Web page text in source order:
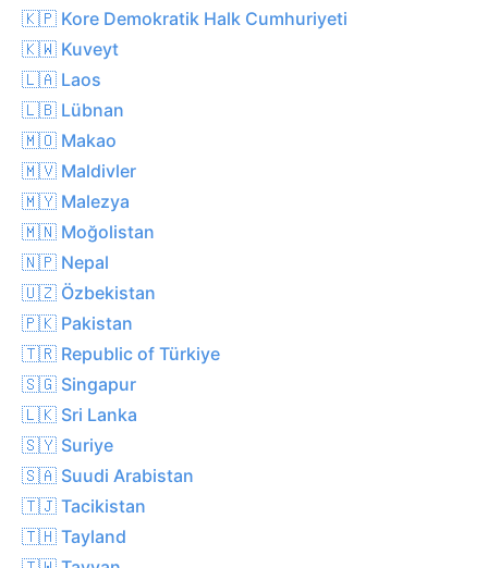
🇰🇵 Kore Demokratik Halk Cumhuriyeti
🇰🇼 Kuveyt
🇱🇦 Laos
🇱🇧 Lübnan
🇲🇴 Makao
🇲🇻 Maldivler
🇲🇾 Malezya
🇲🇳 Moğolistan
🇳🇵 Nepal
🇺🇿 Özbekistan
🇵🇰 Pakistan
🇹🇷 Republic of Türkiye
🇸🇬 Singapur
🇱🇰 Sri Lanka
🇸🇾 Suriye
🇸🇦 Suudi Arabistan
🇹🇯 Tacikistan
🇹🇭 Tayland